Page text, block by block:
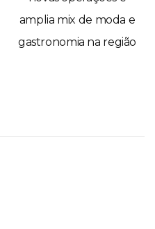
amplia mix de moda e
gastronomia na região